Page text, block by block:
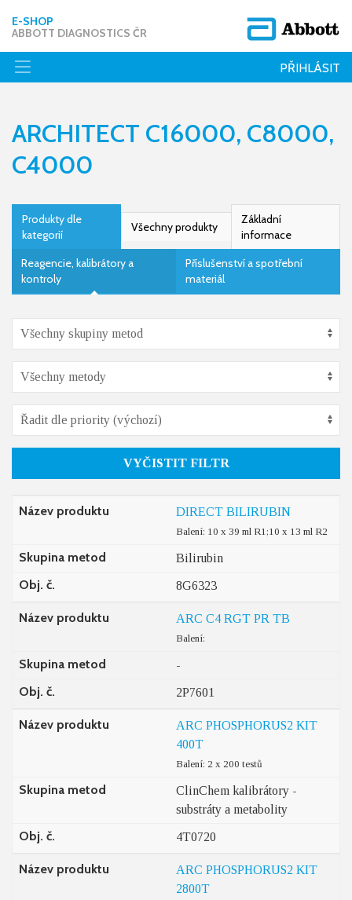
E-SHOP
ABBOTT DIAGNOSTICS ČR
PŘIHLÁSIT
ARCHITECT C16000, C8000,
C4000
Produkty dle
kategorií
Všechny produkty
Základní
informace
Reagencie, kalibrátory a
kontroly
Příslušenství a spotřební
materiál
VYČISTIT FILTR
Název produktu DIRECT BILIRUBIN
Balení: 10 x 39 ml R1;10 x 13 ml R2
Skupina metod Bilirubin
Obj. č. 8G6323
Název produktu ARC C4 RGT PR TB
Balení:
Skupina metod -
Obj. č. 2P7601
Název produktu
ARC PHOSPHORUS2 KIT
400T
Balení: 2 x 200 testů
Skupina metod
ClinChem kalibrátory -
substráty a metabolity
Obj. č. 4T0720
Název produktu
ARC PHOSPHORUS2 KIT
2800T